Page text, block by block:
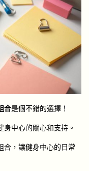
合是個不錯的選擇！
中心的關心和支持。
合，讓健身中心的日常